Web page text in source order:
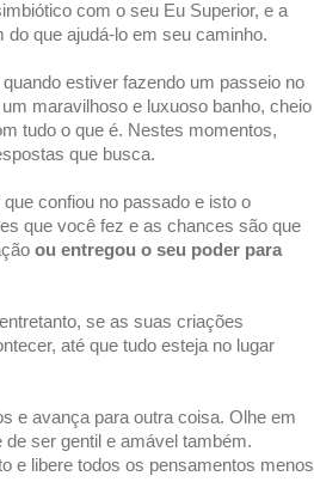
com o seu Eu Superior, e a
que ajudá-lo em seu caminho.
estiver fazendo um passeio no
maravilhoso e luxuoso banho, cheio
tudo o que é. Nestes momentos,
que busca.
confiou no passado e isto o
que você fez e as chances são que
ou entregou o seu poder para
se as suas criações
até que tudo esteja no lugar
e avança para outra coisa. Olhe em
ser gentil e amável também.
e libere todos os pensamentos menos